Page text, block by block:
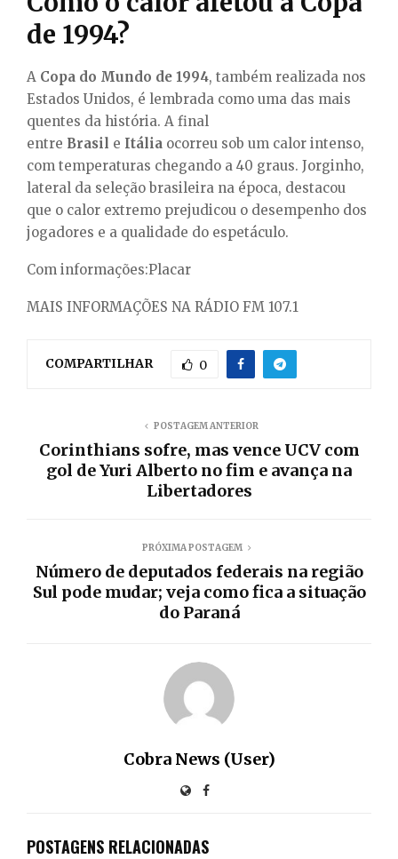
de 1994?
A Copa do Mundo de 1994, também realizada nos
Estados Unidos, é lembrada como uma das mais
quentes da história. A final
entre Brasil e Itália ocorreu sob um calor intenso,
com temperaturas chegando a 40 graus. Jorginho,
lateral da seleção brasileira na época, destacou
que o calor extremo prejudicou o desempenho dos
jogadores e a qualidade do espetáculo.
Com informações:Placar
MAIS INFORMAÇÕES NA RÁDIO FM 107.1
COMPARTILHAR 0
POSTAGEM ANTERIOR
Corinthians sofre, mas vence UCV com
gol de Yuri Alberto no fim e avança na
Libertadores
PRÓXIMA POSTAGEM
Número de deputados federais na região
Sul pode mudar; veja como fica a situação
do Paraná
Cobra News (User)
POSTAGENS RELACIONADAS